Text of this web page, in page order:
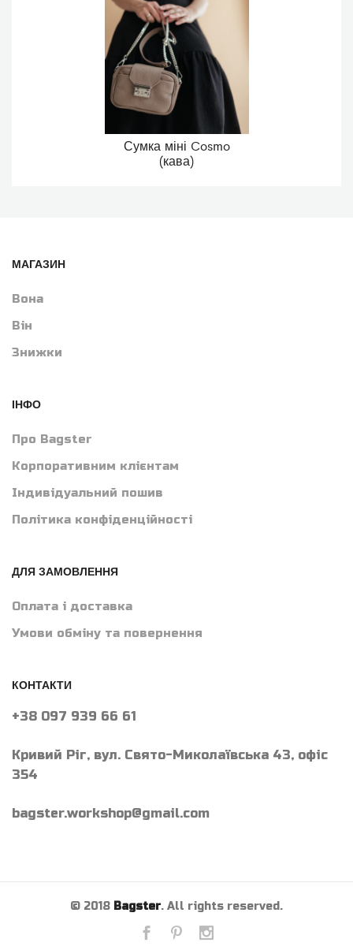
Сумка міні Cosmo
(кава)
МАГАЗИН
Вона
Він
Знижки
ІНФО
Про Bagster
Корпоративним клієнтам
Індивідуальний пошив
Політика конфіденційності
ДЛЯ ЗАМОВЛЕННЯ
Оплата і доставка
Умови обміну та повернення
КОНТАКТИ
+38 097 939 66 61
Кривий Ріг, вул. Свято-Миколаївська 43, офіс
354
bagster.workshop@gmail.com
© 2018 Bagster. All rights reserved.